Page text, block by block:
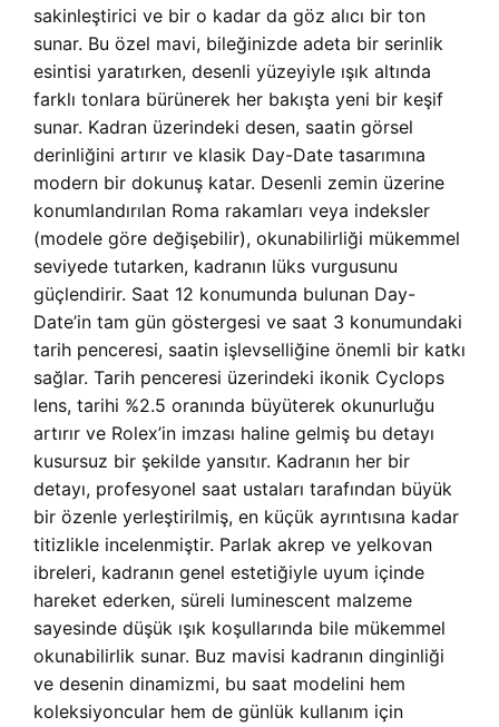
sakinleştirici ve bir o kadar da göz alıcı bir ton
sunar. Bu özel mavi, bileğinizde adeta bir serinlik
esintisi yaratırken, desenli yüzeyiyle ışık altında
farklı tonlara bürünerek her bakışta yeni bir keşif
sunar. Kadran üzerindeki desen, saatin görsel
derinliğini artırır ve klasik Day-Date tasarımına
modern bir dokunuş katar. Desenli zemin üzerine
konumlandırılan Roma rakamları veya indeksler
(modele göre değişebilir), okunabilirliği mükemmel
seviyede tutarken, kadranın lüks vurgusunu
güçlendirir. Saat 12 konumunda bulunan Day-
Date’in tam gün göstergesi ve saat 3 konumundaki
tarih penceresi, saatin işlevselliğine önemli bir katkı
sağlar. Tarih penceresi üzerindeki ikonik Cyclops
lens, tarihi %2.5 oranında büyüterek okunurluğu
artırır ve Rolex’in imzası haline gelmiş bu detayı
kusursuz bir şekilde yansıtır. Kadranın her bir
detayı, profesyonel saat ustaları tarafından büyük
bir özenle yerleştirilmiş, en küçük ayrıntısına kadar
titizlikle incelenmiştir. Parlak akrep ve yelkovan
ibreleri, kadranın genel estetiğiyle uyum içinde
hareket ederken, süreli luminescent malzeme
sayesinde düşük ışık koşullarında bile mükemmel
okunabilirlik sunar. Buz mavisi kadranın dinginliği
ve desenin dinamizmi, bu saat modelini hem
koleksiyoncular hem de günlük kullanım için